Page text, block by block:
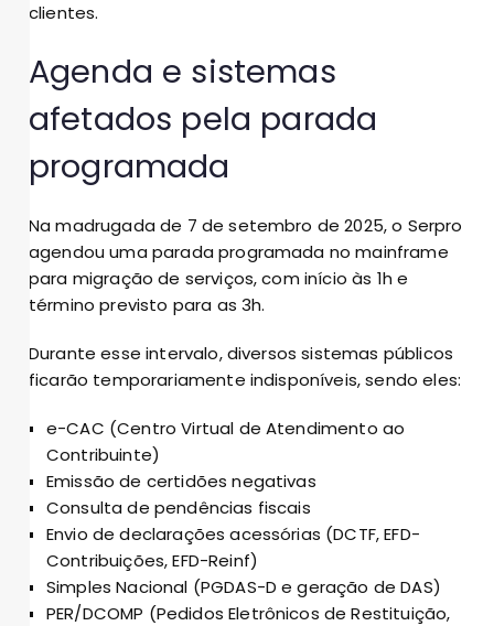
clientes.
Agenda e sistemas
afetados pela parada
programada
Na madrugada de 7 de setembro de 2025, o Serpro
agendou uma parada programada no mainframe
para migração de serviços, com início às 1h e
término previsto para as 3h.
Durante esse intervalo, diversos sistemas públicos
ficarão temporariamente indisponíveis, sendo eles:
e-CAC (Centro Virtual de Atendimento ao
Contribuinte)
Emissão de certidões negativas
Consulta de pendências fiscais
Envio de declarações acessórias (DCTF, EFD-
Contribuições, EFD-Reinf)
Simples Nacional (PGDAS-D e geração de DAS)
PER/DCOMP (Pedidos Eletrônicos de Restituição,